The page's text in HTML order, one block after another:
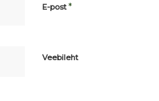
E-post*
Veebileht